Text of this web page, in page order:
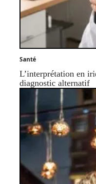
Santé
L’interprétation en
diagnostic alternatif